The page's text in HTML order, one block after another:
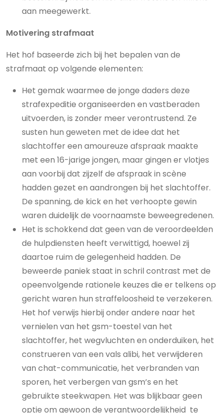
aan meegewerkt.
Motivering strafmaat
Het hof baseerde zich bij het bepalen van de
strafmaat op volgende elementen:
Het gemak waarmee de jonge daders deze
strafexpeditie organiseerden en vastberaden
uitvoerden, is zonder meer verontrustend. Ze
susten hun geweten met de idee dat het
slachtoffer een amoureuze afspraak maakte
met een 16-jarige jongen, maar gingen er vlotjes
aan voorbij dat zijzelf de afspraak in scène
hadden gezet en aandrongen bij het slachtoffer.
De spanning, de kick en het verhoopte gewin
waren duidelijk de voornaamste beweegredenen.
Het is schokkend dat geen van de veroordeelden
de hulpdiensten heeft verwittigd, hoewel zij
daartoe ruim de gelegenheid hadden. De
beweerde paniek staat in schril contrast met de
opeenvolgende rationele keuzes die er telkens op
gericht waren hun straffeloosheid te verzekeren.
Het hof verwijs hierbij onder andere naar het
vernielen van het gsm-toestel van het
slachtoffer, het wegvluchten en onderduiken, het
construeren van een vals alibi, het verwijderen
van chat-communicatie, het verbranden van
sporen, het verbergen van gsm’s en het
gebruikte steekwapen. Het was blijkbaar geen
optie om gewoon de verantwoordelijkheid te